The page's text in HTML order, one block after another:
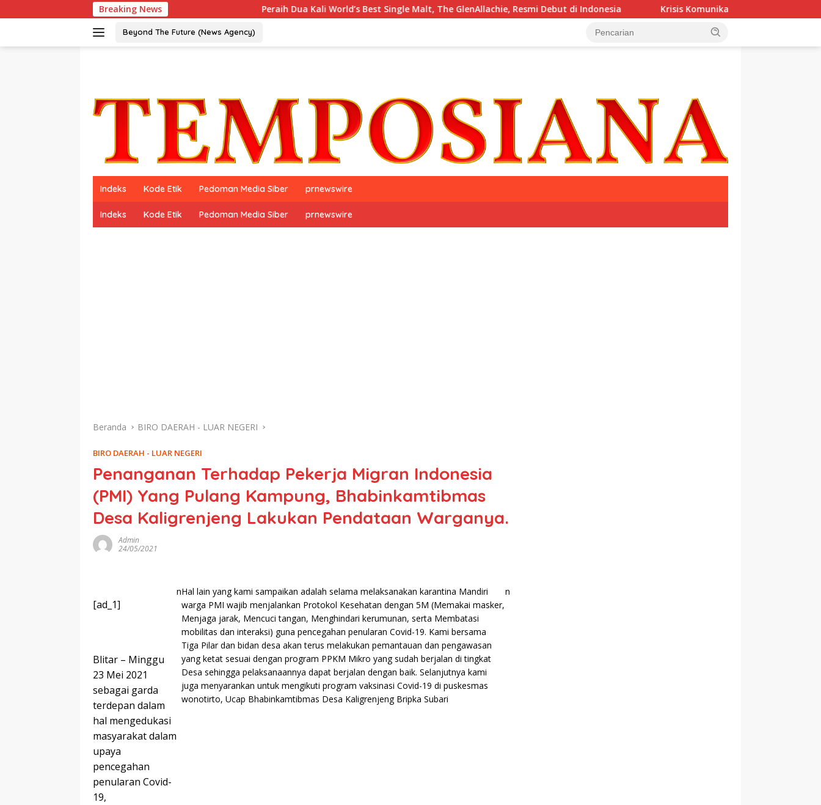
ke
Breaking News Peraih Dua Kali World’s Best Single Malt, The GlenAllachie, Resmi Debut di Indonesia Krisis Komunikasi Pemerintah Kian Parah?
Beyond The Future (News Agency)
Indeks Kode Etik Pedoman Media Siber prnewswire
Indeks Kode Etik Pedoman Media Siber prnewswire
Beranda BIRO DAERAH - LUAR NEGERI
BIRO DAERAH - LUAR NEGERI
Penanganan Terhadap Pekerja Migran Indonesia
(PMI) Yang Pulang Kampung, Bhabinkamtibmas
Desa Kaligrenjeng Lakukan Pendataan Warganya.
Admin
24/05/2021
[ad_1]
Blitar – Minggu
23 Mei 2021
sebagai garda
terdepan dalam
hal mengedukasi
masyarakat dalam
upaya
pencegahan
penularan Covid-
19,
nHal lain yang kami sampaikan adalah selama melaksanakan karantina Mandiri
warga PMI wajib menjalankan Protokol Kesehatan dengan 5M (Memakai masker,
Menjaga jarak, Mencuci tangan, Menghindari kerumunan, serta Membatasi
mobilitas dan interaksi) guna pencegahan penularan Covid-19. Kami bersama
Tiga Pilar dan bidan desa akan terus melakukan pemantauan dan pengawasan
yang ketat sesuai dengan program PPKM Mikro yang sudah berjalan di tingkat
Desa sehingga pelaksanaannya dapat berjalan dengan baik. Selanjutnya kami
juga menyarankan untuk mengikuti program vaksinasi Covid-19 di puskesmas
wonotirto, Ucap Bhabinkamtibmas Desa Kaligrenjeng Bripka Subari
n